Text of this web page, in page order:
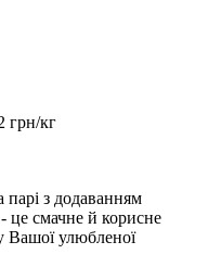
грн/кг
з додаванням
це смачне й корисне
Вашої улюбленої